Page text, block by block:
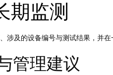
期监测
涉及的设备编号与测试结果，并
管理建议